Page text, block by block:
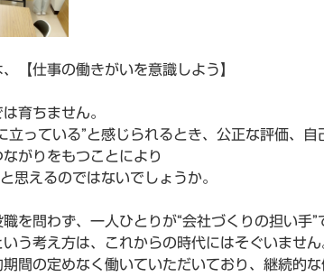
【仕事の働きがいを意識しよう】
育ちません。
立っている”と感じられるとき、公正な評価、自
がりをもつことにより
思えるのではないでしょうか。
を問わず、一人ひとりが“会社づくりの担い手”
う考え方は、これからの時代にはそぐいません
間の定めなく働いていただいており、継続的